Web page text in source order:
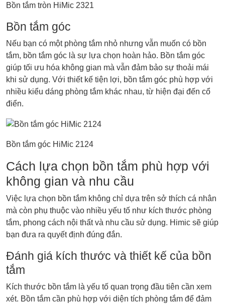
Bồn tắm tròn HiMic 2321
Bồn tắm góc
Nếu bạn có một phòng tắm nhỏ nhưng vẫn muốn có bồn
tắm, bồn tắm góc là sự lựa chọn hoàn hảo. Bồn tắm góc
giúp tối ưu hóa không gian mà vẫn đảm bảo sự thoải mái
khi sử dụng. Với thiết kế tiện lợi, bồn tắm góc phù hợp với
nhiều kiểu dáng phòng tắm khác nhau, từ hiện đại đến cổ
điển.
Bồn tắm góc HiMic 2124
Cách lựa chọn bồn tắm phù hợp với
không gian và nhu cầu
Việc lựa chọn bồn tắm không chỉ dựa trên sở thích cá nhân
mà còn phụ thuộc vào nhiều yếu tố như kích thước phòng
tắm, phong cách nội thất và nhu cầu sử dụng. Himic sẽ giúp
bạn đưa ra quyết định đúng đắn.
Đánh giá kích thước và thiết kế của bồn
tắm
Kích thước bồn tắm là yếu tố quan trọng đầu tiên cần xem
xét. Bồn tắm cần phù hợp với diện tích phòng tắm để đảm